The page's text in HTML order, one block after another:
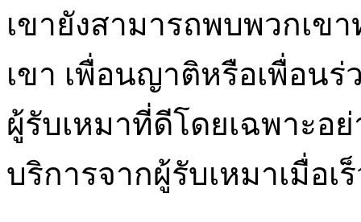
เขายังสามารถพบพวกเข
เขา เพื่อนญาติหรือเพื่อนร่
ผู้รับเหมาที่ดีโดยเฉพาะอ
บริการจากผู้รับเหมาเมื่อเ